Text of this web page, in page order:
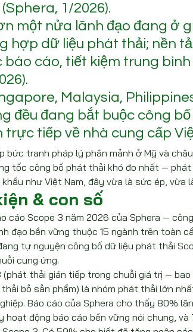
(Sphera, 1/2026).
một nửa lãnh đạo đang ở
hợp dữ liệu phát thải; nền
báo cáo, tiết kiệm trung
Malaysia,
đều đang bắt buộc công
trực tiếp về nhà cung cấp
bức tranh pháp lý phân mảnh ở Mỹ và
tốc công bố phát thải khó đo nhất —
như Việt Nam, đây vừa là sức ép, vừa
& con số
cáo Scope 3 năm 2026 của Sphera —
đạo bền vững thuộc 15 ngành trên toàn
tự nguyện công bố dữ liệu phát thải
cung ứng.
(phát thải gián tiếp trong chuỗi giá trị —
thải bỏ sản phẩm) là nhóm phát thải lớn
Báo cáo của Sphera cho thấy 80%
hoạt động báo cáo bền vững nói chung,